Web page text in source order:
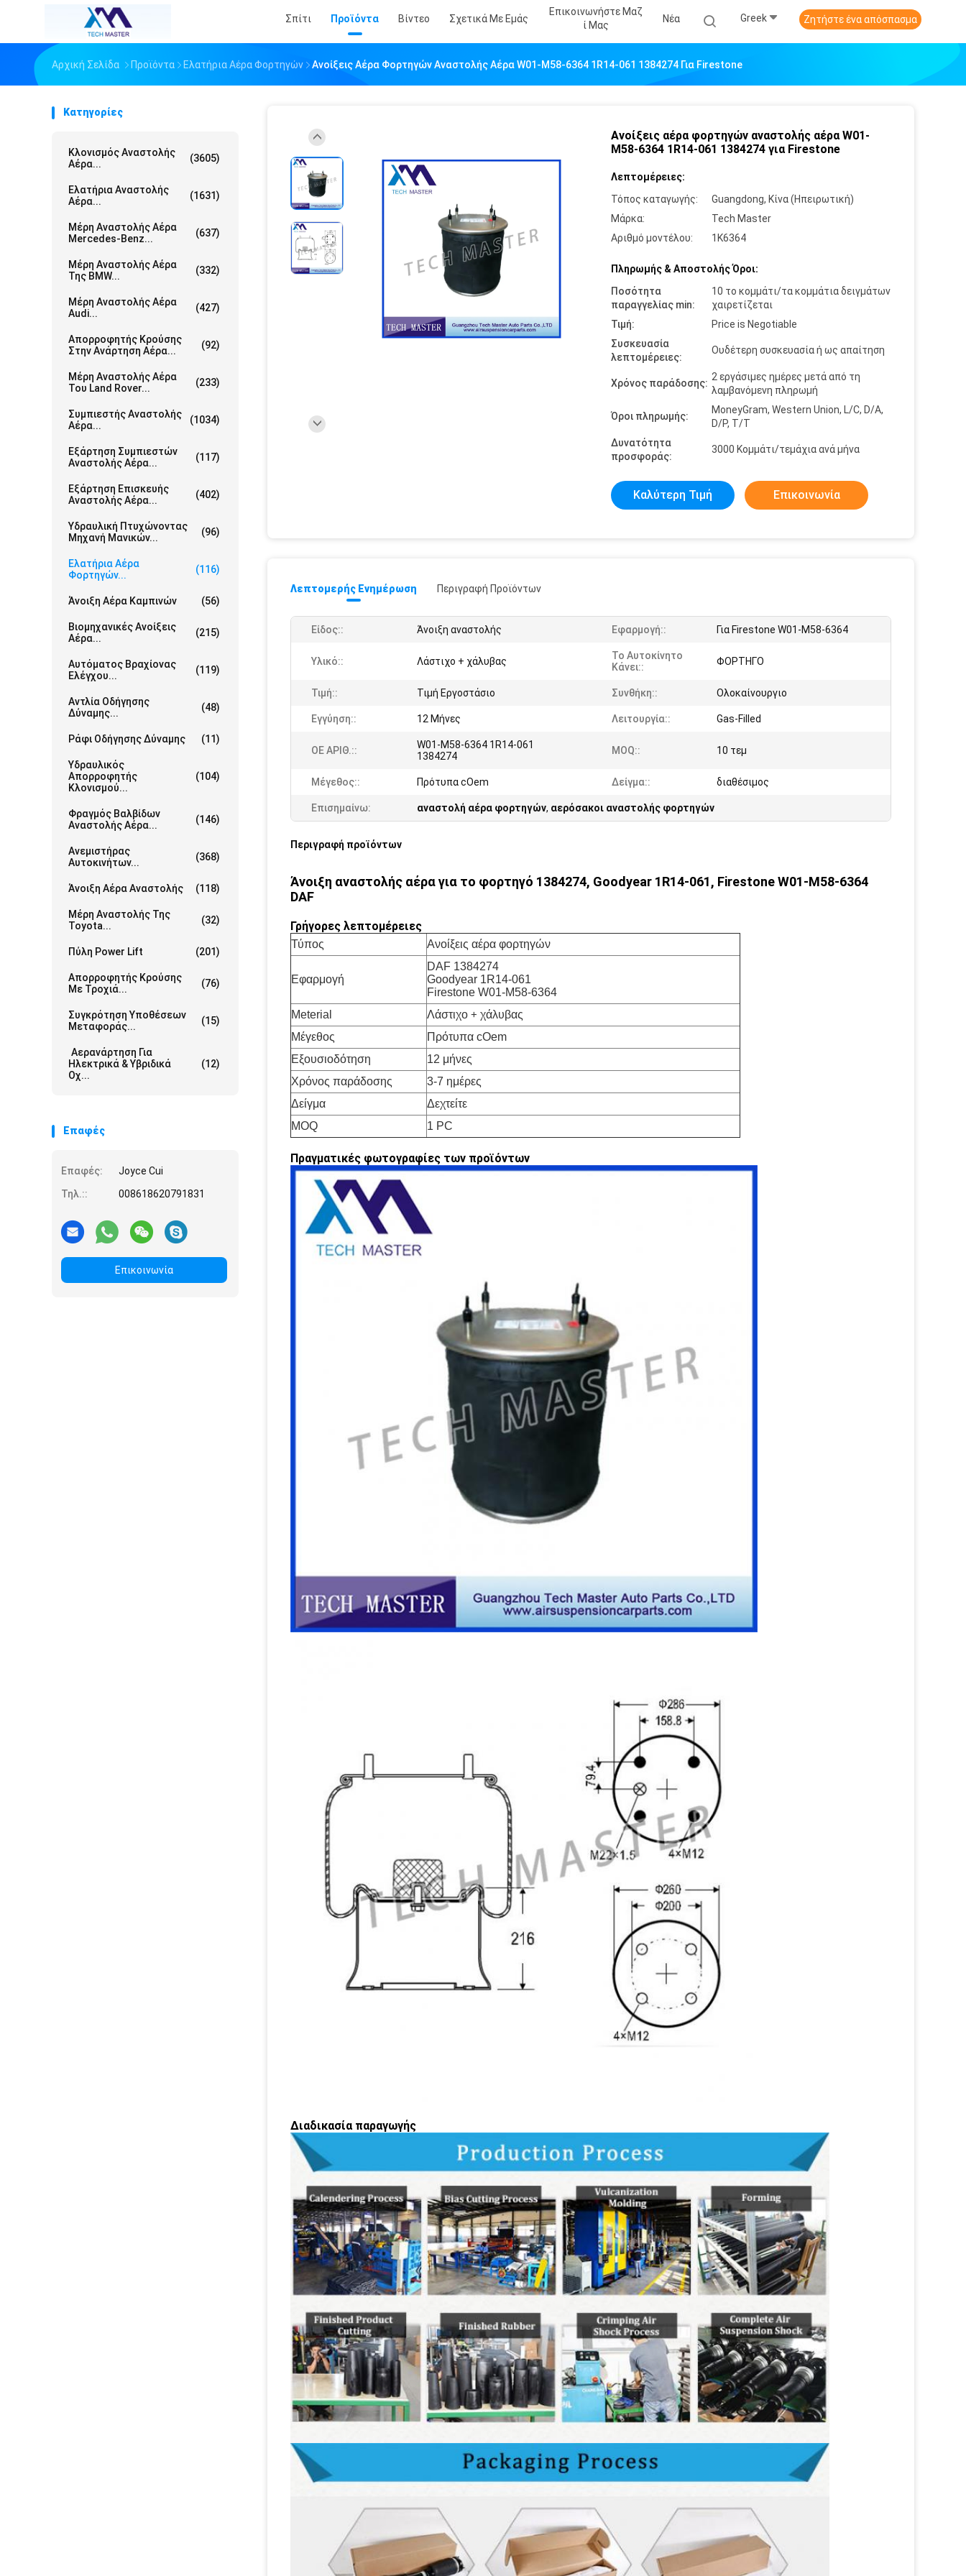
Σπίτι Προϊόντα Βίντεο Σχετικά Με Εμάς
Επικοινωνήστε Μαζ
Ί Μας
Νέα Greek Ζητήστε ένα απόσπασμα
Αρχική Σελίδα Προϊόντα Ελατήρια Αέρα Φορτηγών Ανοίξεις Αέρα Φορτηγών Αναστολής Αέρα W01-M58-6364 1R14-061 1384274 Για Firestone
Κατηγορίες
Κλονισμός Αναστολής
Αέρα...
(3605)
Ελατήρια Αναστολής
Αέρα...
(1631)
Μέρη Αναστολής Αέρα
Mercedes-Benz...
(637)
Μέρη Αναστολής Αέρα
Της BMW...
(332)
Μέρη Αναστολής Αέρα
Audi...
(427)
Απορροφητής Κρούσης
Στην Ανάρτηση Αέρα...
(92)
Μέρη Αναστολής Αέρα
Του Land Rover...
(233)
Συμπιεστής Αναστολής
Αέρα...
(1034)
Εξάρτηση Συμπιεστών
Αναστολής Αέρα...
(117)
Εξάρτηση Επισκευής
Αναστολής Αέρα...
(402)
Υδραυλική Πτυχώνοντας
Μηχανή Μανικών...
(96)
Ελατήρια Αέρα
Φορτηγών...
(116)
Άνοιξη Αέρα Καμπινών (56)
Βιομηχανικές Ανοίξεις
Αέρα...
(215)
Αυτόματος Βραχίονας
Ελέγχου...
(119)
Αντλία Οδήγησης
Δύναμης...
(48)
Ράφι Οδήγησης Δύναμης (11)
Υδραυλικός
Απορροφητής
Κλονισμού...
(104)
Φραγμός Βαλβίδων
Αναστολής Αέρα...
(146)
Ανεμιστήρας
Αυτοκινήτων...
(368)
Άνοιξη Αέρα Αναστολής (118)
Μέρη Αναστολής Της
Toyota...
(32)
Πύλη Power Lift (201)
Απορροφητής Κρούσης
Με Τροχιά...
(76)
Συγκρότηση Υποθέσεων
Μεταφοράς...
(15)
Αερανάρτηση Για
Ηλεκτρικά & Υβριδικά
Οχ...
(12)
Επαφές
Επαφές:
Joyce Cui
Τηλ.::
008618620791831
Επικοινωνία
Ανοίξεις αέρα φορτηγών αναστολής αέρα W01-
M58-6364 1R14-061 1384274 για Firestone
Λεπτομέρειες:
Τόπος καταγωγής:
Guangdong, Κίνα (Ηπειρωτική)
Μάρκα:
Tech Master
Αριθμό μοντέλου:
1K6364
Πληρωμής & Αποστολής Όροι:
Ποσότητα
παραγγελίας min:
10 το κομμάτι/τα κομμάτια δειγμάτων
χαιρετίζεται
Τιμή:
Price is Negotiable
Συσκευασία
λεπτομέρειες:
Ουδέτερη συσκευασία ή ως απαίτηση
Χρόνος παράδοσης:
2 εργάσιμες ημέρες μετά από τη
λαμβανόμενη πληρωμή
Όροι πληρωμής:
MoneyGram, Western Union, L/C, D/A,
D/P, T/T
Δυνατότητα
προσφοράς:
3000 Κομμάτι/τεμάχια ανά μήνα
Καλύτερη Τιμή Επικοινωνία
Λεπτομερής Ενημέρωση Περιγραφή Προϊόντων
Είδος:: Άνοιξη αναστολής Εφαρμογή:: Για Firestone W01-M58-6364
Υλικό:: Λάστιχο + χάλυβας
Το Αυτοκίνητο
Κάνει::
ΦΟΡΤΗΓΟ
Τιμή:: Τιμή Εργοστάσιο Συνθήκη:: Ολοκαίνουργιο
Εγγύηση:: 12 Μήνες Λειτουργία:: Gas-Filled
OE ΑΡΙΘ.::
W01-M58-6364 1R14-061
1384274
MOQ:: 10 τεμ
Μέγεθος:: Πρότυπα cOem Δείγμα:: διαθέσιμος
Επισημαίνω: αναστολή αέρα φορτηγών, αερόσακοι αναστολής φορτηγών
Περιγραφή προϊόντων
Άνοιξη αναστολής αέρα για το φορτηγό 1384274, Goodyear 1R14-061, Firestone W01-M58-6364
DAF
Γρήγορες λεπτομέρειες
Τύπος Ανοίξεις αέρα φορτηγών
Εφαρμογή
DAF 1384274
Goodyear 1R14-061
Firestone W01-M58-6364
Meterial
Λάστιχο + χάλυβας
Μέγεθος
Πρότυπα cOem
Εξουσιοδότηση
12 μήνες
Χρόνος παράδοσης
3-7 ημέρες
Δείγμα
Δεχτείτε
MOQ
1 PC
Πραγματικές φωτογραφίες των προϊόντων
Διαδικασία παραγωγής